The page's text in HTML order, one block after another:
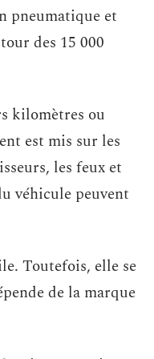
pneumatique et
des 15 000
kilomètres ou
est mis sur les
les feux et
véhicule peuvent
Toutefois, elle se
de la marque